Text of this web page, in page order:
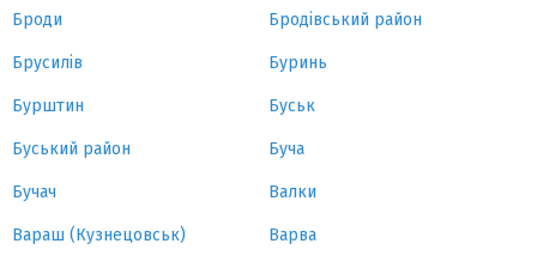
Броди Бродівський район
Брусилів Буринь
Бурштин Буськ
Буський район Буча
Бучач Валки
Вараш (Кузнецовськ) Варва